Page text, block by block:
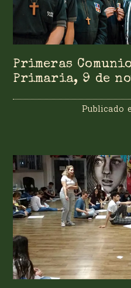
Primeras
Primaria, 9 de
Publicado